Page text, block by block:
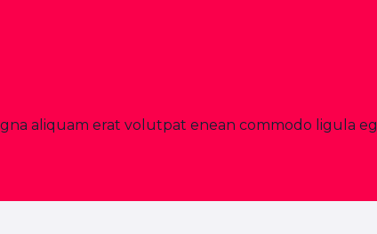
aliquam erat volutpat enean commodo ligula